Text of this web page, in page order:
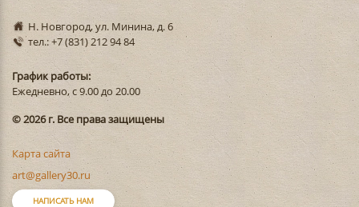
Н. Новгород, ул. Минина, д. 6
тел.: +7 (831) 212 94 84
График работы:
Ежедневно, с 9.00 до 20.00
© 2026 г. Все права защищены
Карта сайта
art@gallery30.ru
НАПИСАТЬ НАМ